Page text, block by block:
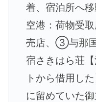
着、宿泊所へ
空港：荷物受
売店、③与那
宿さきはら荘
トから借用し
に留めていた